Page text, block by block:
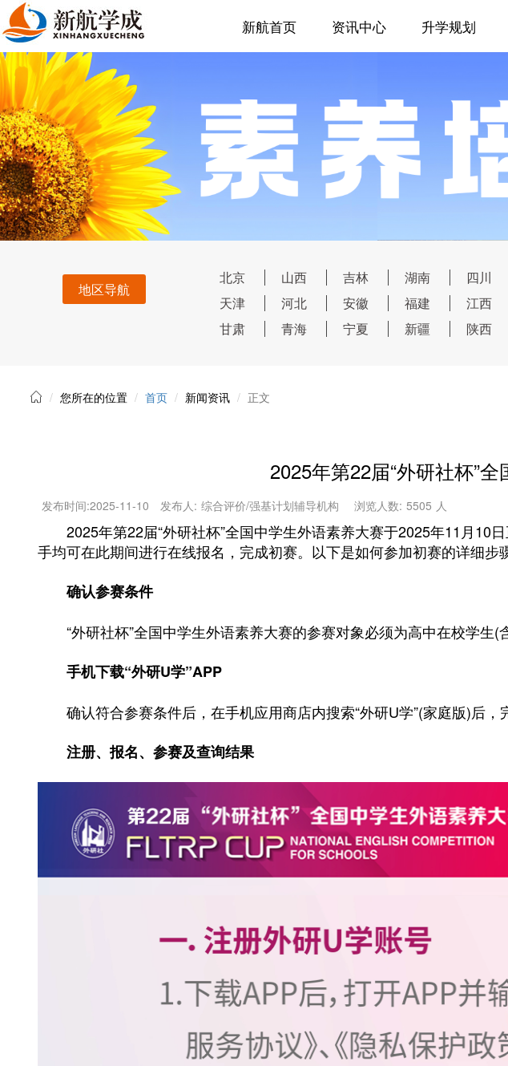
新航首页 资讯中心 升学规划
地区导航
北京 山西 吉林 湖南 四川
天津
河北 安徽 福建 江西
甘肃
青海 宁夏 新疆 陕西
您所在的位置 首页 新闻资讯 正文
2025年第22届“外研社杯”
发布时间:2025-11-10 发布人: 综合评价/强基计划辅导机构 浏览人数: 5505 人
2025年第22届“外研社杯”全国中学生外语素养大赛于2025年11月10
手均可在此期间进行在线报名，完成初赛。以下是如何参加初赛的详细步
确认参赛条件
“外研社杯”全国中学生外语素养大赛的参赛对象必须为高中在校学生(
手机下载“外研U学”APP
确认符合参赛条件后，在手机应用商店内搜索“外研U学”(家庭版)后，
注册、报名、参赛及查询结果